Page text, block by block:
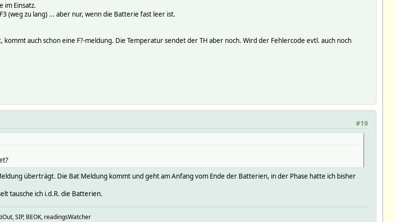
im Einsatz.
(weg zu lang) ... aber nur, wenn die Batterie fast leer ist.
kommt auch schon eine F?-meldung. Die Temperatur sendet der TH aber noch. Wird der Fehlercode evtl. auch noch
#19
überträgt. Die Bat Meldung kommt und geht am Anfang vom Ende der Batterien, in der Phase hatte ich bisher
tausche ich i.d.R. die Batterien.
SIP, BEOK, readingsWatcher